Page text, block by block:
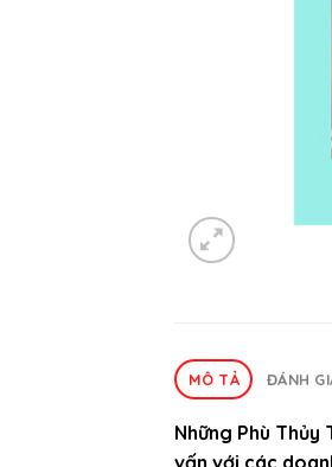
MÔ TẢ ĐÁNH
Những Phù
vấn với các